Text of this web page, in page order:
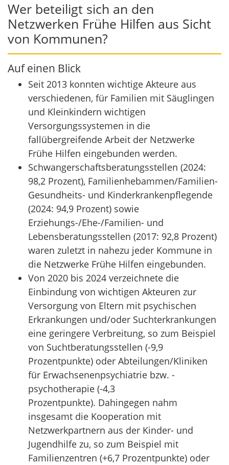
Wer beteiligt sich an den
Netzwerken Frühe Hilfen aus Sicht
von Kommunen?
Auf einen Blick
Seit 2013 konnten wichtige Akteure aus
verschiedenen, für Familien mit Säuglingen
und Kleinkindern wichtigen
Versorgungssystemen in die
fallübergreifende Arbeit der Netzwerke
Frühe Hilfen eingebunden werden.
Schwangerschaftsberatungsstellen (2024:
98,2 Prozent), Familienhebammen/Familien-
Gesundheits- und Kinderkrankenpflegende
(2024: 94,9 Prozent) sowie
Erziehungs-/Ehe-/Familien- und
Lebensberatungsstellen (2017: 92,8 Prozent)
waren zuletzt in nahezu jeder Kommune in
die Netzwerke Frühe Hilfen eingebunden.
Von 2020 bis 2024 verzeichnete die
Einbindung von wichtigen Akteuren zur
Versorgung von Eltern mit psychischen
Erkrankungen und/oder Suchterkrankungen
eine geringere Verbreitung, so zum Beispiel
von Suchtberatungsstellen (-9,9
Prozentpunkte) oder Abteilungen/Kliniken
für Erwachsenenpsychiatrie bzw. -
psychotherapie (-4,3
Prozentpunkte). Dahingegen nahm
insgesamt die Kooperation mit
Netzwerkpartnern aus der Kinder- und
Jugendhilfe zu, so zum Beispiel mit
Familienzentren (+6,7 Prozentpunkte) oder